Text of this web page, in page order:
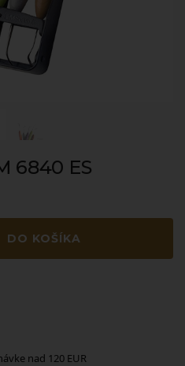
6840 ES
DO KOŠÍKA
nad 120 EUR